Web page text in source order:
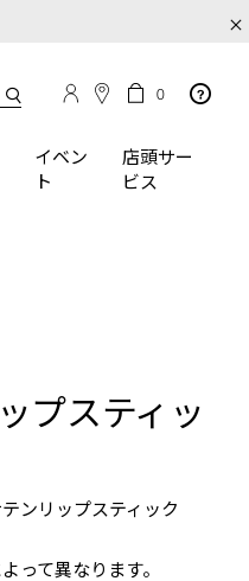
×
イベン
ト
店頭サー
ビス
カ
の
商
品
0
プスティッ
ンリップスティック
って異なります。